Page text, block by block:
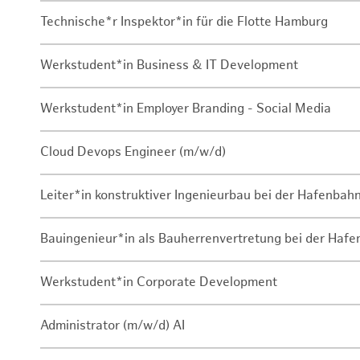
Technische*r Inspektor*in für die Flotte Hamburg
Werkstudent*in Business & IT Development
Werkstudent*in Employer Branding - Social Media
Cloud Devops Engineer (m/w/d)
Leiter*in konstruktiver Ingenieurbau bei der Hafenbahn
Bauingenieur*in als Bauherrenvertretung bei der
Werkstudent*in Corporate Development
Administrator (m/w/d) AI